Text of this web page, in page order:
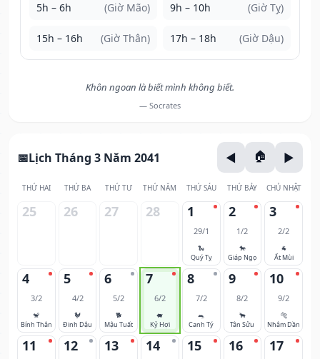
5h – 6h (Giờ Mão) 9h – 10h (Giờ Tỵ)
15h – 16h (Giờ Thân) 17h – 18h (Giờ Dậu)
Khôn ngoan là biết mình không biết.
— Socrates
Lịch Tháng 3 Năm 2041
THỨ HAI THỨ BA THỨ TƯ THỨ NĂM THỨ SÁU THỨ BẢY CHỦ NHẬT
25 26 27 28 1
29/1
🐍
Quý Tỵ
2
1/2
🐎
Giáp Ngọ
3
2/2
🐐
Ất Mùi
4
3/2
🐒
Bính Thân
5
4/2
🐓
Đinh Dậu
6
5/2
🐕
Mậu Tuất
7
6/2
🐖
Kỷ Hợi
8
7/2
🐀
Canh Tý
9
8/2
🐂
Tân Sửu
10
9/2
🐅
Nhâm Dần
11 12 13 14 15 16 17